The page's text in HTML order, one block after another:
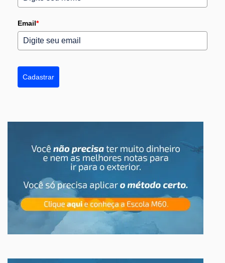
Email*
Cadastrar